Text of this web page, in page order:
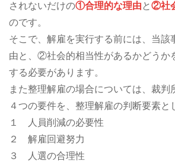
されないだけの①合理的な理由 と②社
のです。
そこで、解雇を実行する前には、当
由と、②社会的相当性があるかどうか
する必要があります。
また整理解雇の場合については、裁判
４つの要件を、整理解雇の判断要素と
１ 人員削減の必要性
２ 解雇回避努力
３ 人選の合理性